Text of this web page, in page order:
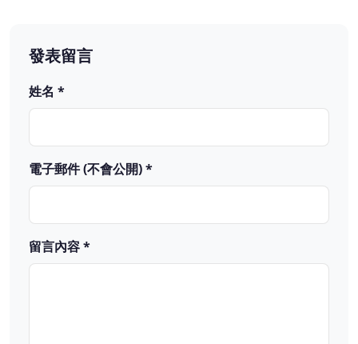
發表留言
姓名 *
電子郵件 (不會公開) *
留言內容 *